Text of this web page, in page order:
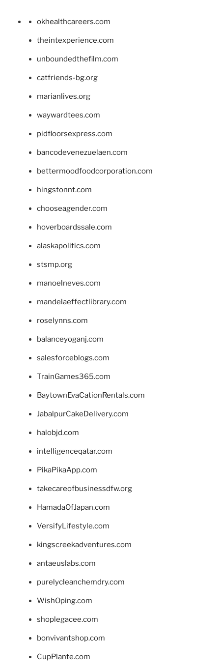
okhealthcareers.com
theintexperience.com
unboundedthefilm.com
catfriends-bg.org
marianlives.org
waywardtees.com
pidfloorsexpress.com
bancodevenezuelaen.com
bettermoodfoodcorporation.com
hingstonnt.com
chooseagender.com
hoverboardssale.com
alaskapolitics.com
stsmp.org
manoelneves.com
mandelaeffectlibrary.com
roselynns.com
balanceyoganj.com
salesforceblogs.com
TrainGames365.com
BaytownEvaCationRentals.com
JabalpurCakeDelivery.com
halobjd.com
intelligenceqatar.com
PikaPikaApp.com
takecareofbusinessdfw.org
HamadaOfJapan.com
VersifyLifestyle.com
kingscreekadventures.com
antaeuslabs.com
purelycleanchemdry.com
WishOping.com
shoplegacee.com
bonvivantshop.com
CupPlante.com